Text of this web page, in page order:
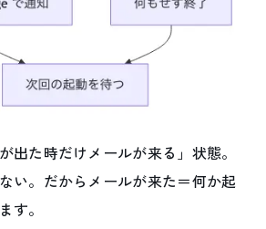
出た時だけメールが来る」状態。
い。だからメールが来た＝何か起
す。